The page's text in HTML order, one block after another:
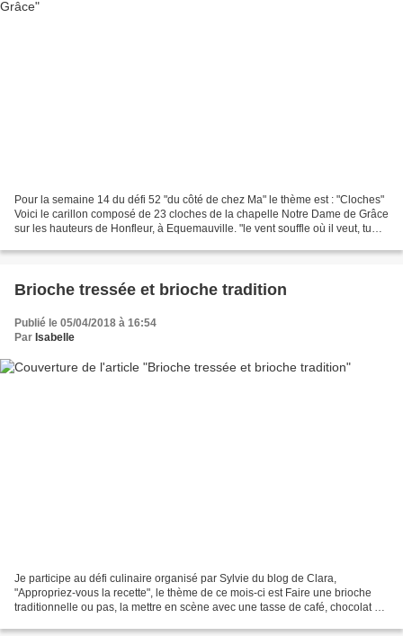
Pour la semaine 14 du défi 52 "du côté de chez Ma" le thème est : "Cloches"
Voici le carillon composé de 23 cloches de la chapelle Notre Dame de Grâce
sur les hauteurs de Honfleur, à Equemauville. "le vent souffle où il veut, tu
Brioche tressée et brioche tradition
Publié le 05/04/2018 à 16:54
Par Isabelle
Je participe au défi culinaire organisé par Sylvie du blog de Clara,
"Appropriez-vous la recette", le thème de ce mois-ci est Faire une brioche
traditionnelle ou pas, la mettre en scène avec une tasse de café, chocolat ou